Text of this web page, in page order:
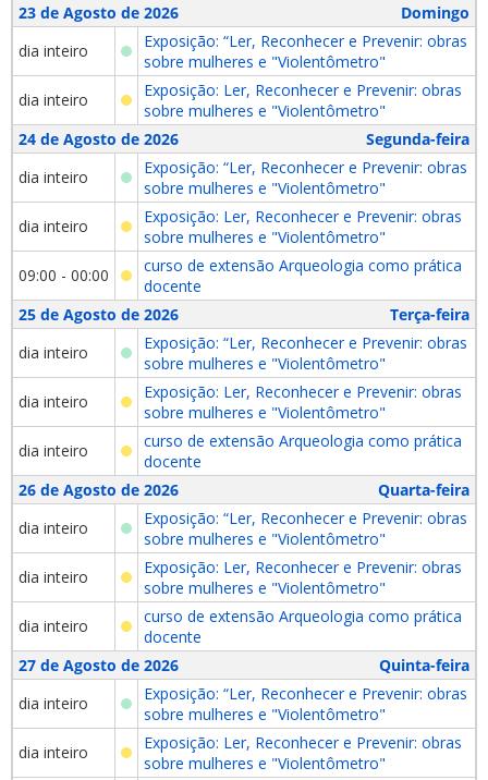
23 de Agosto de 2026
Domingo
dia inteiro
Exposição: “Ler, Reconhecer e Prevenir: obras
sobre mulheres e "Violentômetro"
dia inteiro
Exposição: Ler, Reconhecer e Prevenir: obras
sobre mulheres e "Violentômetro"
24 de Agosto de 2026
Segunda-feira
dia inteiro
Exposição: “Ler, Reconhecer e Prevenir: obras
sobre mulheres e "Violentômetro"
dia inteiro
Exposição: Ler, Reconhecer e Prevenir: obras
sobre mulheres e "Violentômetro"
09:00 - 00:00
curso de extensão Arqueologia como prática
docente
25 de Agosto de 2026
Terça-feira
dia inteiro
Exposição: “Ler, Reconhecer e Prevenir: obras
sobre mulheres e "Violentômetro"
dia inteiro
Exposição: Ler, Reconhecer e Prevenir: obras
sobre mulheres e "Violentômetro"
dia inteiro
curso de extensão Arqueologia como prática
docente
26 de Agosto de 2026
Quarta-feira
dia inteiro
Exposição: “Ler, Reconhecer e Prevenir: obras
sobre mulheres e "Violentômetro"
dia inteiro
Exposição: Ler, Reconhecer e Prevenir: obras
sobre mulheres e "Violentômetro"
dia inteiro
curso de extensão Arqueologia como prática
docente
27 de Agosto de 2026
Quinta-feira
dia inteiro
Exposição: “Ler, Reconhecer e Prevenir: obras
sobre mulheres e "Violentômetro"
dia inteiro
Exposição: Ler, Reconhecer e Prevenir: obras
sobre mulheres e "Violentômetro"